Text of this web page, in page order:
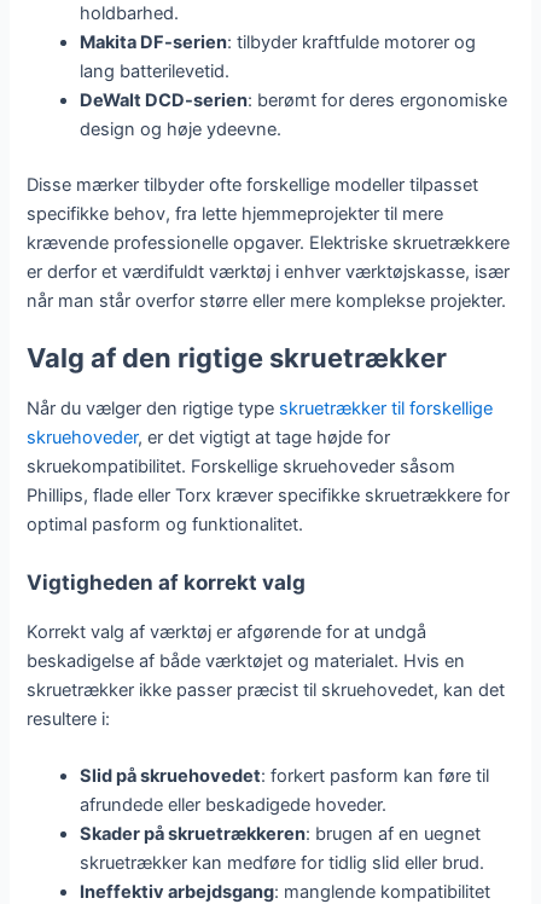
holdbarhed.
Makita DF-serien: tilbyder kraftfulde motorer og
lang batterilevetid.
DeWalt DCD-serien: berømt for deres ergonomiske
design og høje ydeevne.
Disse mærker tilbyder ofte forskellige modeller tilpasset
specifikke behov, fra lette hjemmeprojekter til mere
krævende professionelle opgaver. Elektriske skruetrækkere
er derfor et værdifuldt værktøj i enhver værktøjskasse, især
når man står overfor større eller mere komplekse projekter.
Valg af den rigtige skruetrækker
Når du vælger den rigtige type skruetrækker til forskellige
skruehoveder, er det vigtigt at tage højde for
skruekompatibilitet. Forskellige skruehoveder såsom
Phillips, flade eller Torx kræver specifikke skruetrækkere for
optimal pasform og funktionalitet.
Vigtigheden af korrekt valg
Korrekt valg af værktøj er afgørende for at undgå
beskadigelse af både værktøjet og materialet. Hvis en
skruetrækker ikke passer præcist til skruehovedet, kan det
resultere i:
Slid på skruehovedet: forkert pasform kan føre til
afrundede eller beskadigede hoveder.
Skader på skruetrækkeren: brugen af en uegnet
skruetrækker kan medføre for tidlig slid eller brud.
Ineffektiv arbejdsgang: manglende kompatibilitet